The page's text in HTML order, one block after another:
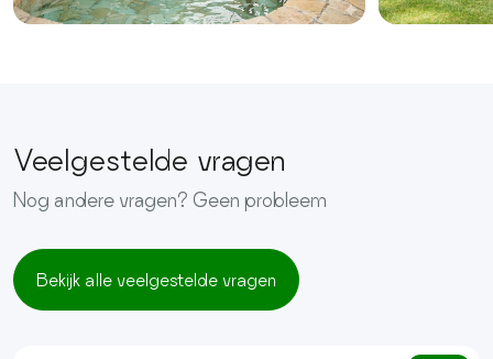
Veelgestelde vragen
Nog andere vragen? Geen probleem
Bekijk alle veelgestelde vragen